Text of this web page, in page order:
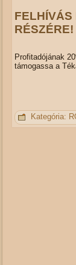
RÉSZÉRE!
Profitadójának
támogassa a
Kategória: